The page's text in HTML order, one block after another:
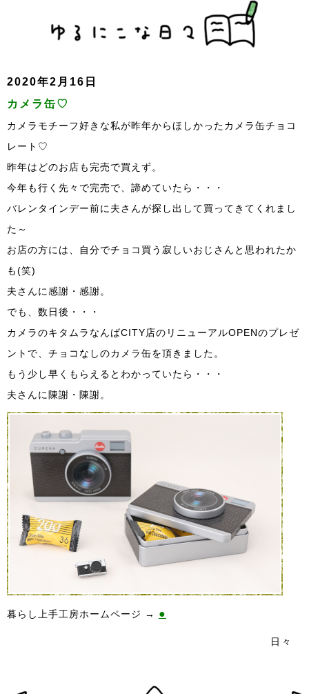
2020年2月16日
カメラ缶♡
カメラモチーフ好きな私が昨年からほしかったカメラ缶チョコ
レート♡
昨年はどのお店も完売で買えず。
今年も行く先々で完売で、諦めていたら・・・
バレンタインデー前に夫さんが探し出して買ってきてくれまし
た～
お店の方には、自分でチョコ買う寂しいおじさんと思われたか
も(笑)
夫さんに感謝・感謝。
でも、数日後・・・
カメラのキタムラなんばCITY店のリニューアルOPENのプレゼ
ントで、チョコなしのカメラ缶を頂きました。
もう少し早くもらえるとわかっていたら・・・
夫さんに陳謝・陳謝。
暮らし上手工房ホームページ → ●
日々